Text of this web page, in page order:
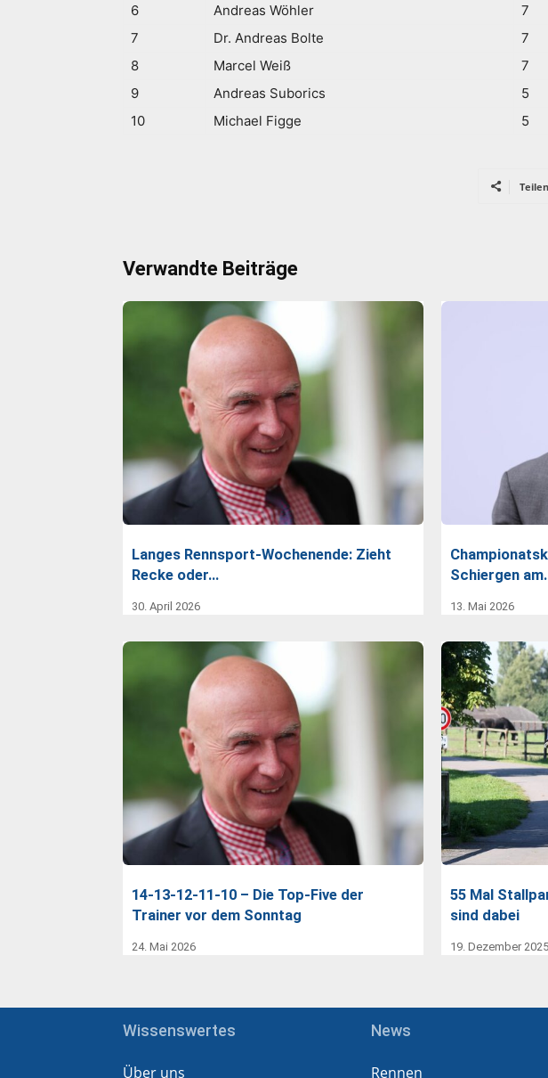
6
Andreas Wöhler 7
7
Dr. Andreas Bolte 7
8
Marcel Weiß 7
9
Andreas Suborics 5
10
Michael Figge 5
Teilen
Verwandte Beiträge
Langes Rennsport-Wochenende: Zieht
Recke oder…
30. April 2026
Schiergen
13. Mai 2026
14-13-12-11-10 – Die Top-Five der
Trainer vor dem Sonntag
24. Mai 2026
55 Mal
sind dabei
19. Dezember 2025
Wissenswertes
Über uns
News
Rennen